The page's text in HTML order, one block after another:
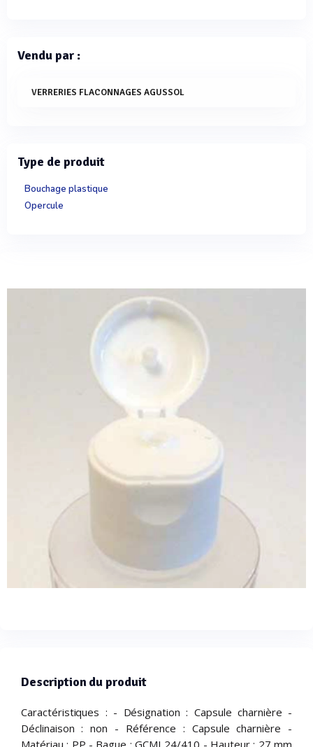
Description du produit
Caractéristiques : - Désignation : Capsule charnière -
Déclinaison : non - Référence : Capsule charnière -
Vendu par :
VERRERIES FLACONNAGES AGUSSOL
Type de produit
Bouchage plastique
Opercule